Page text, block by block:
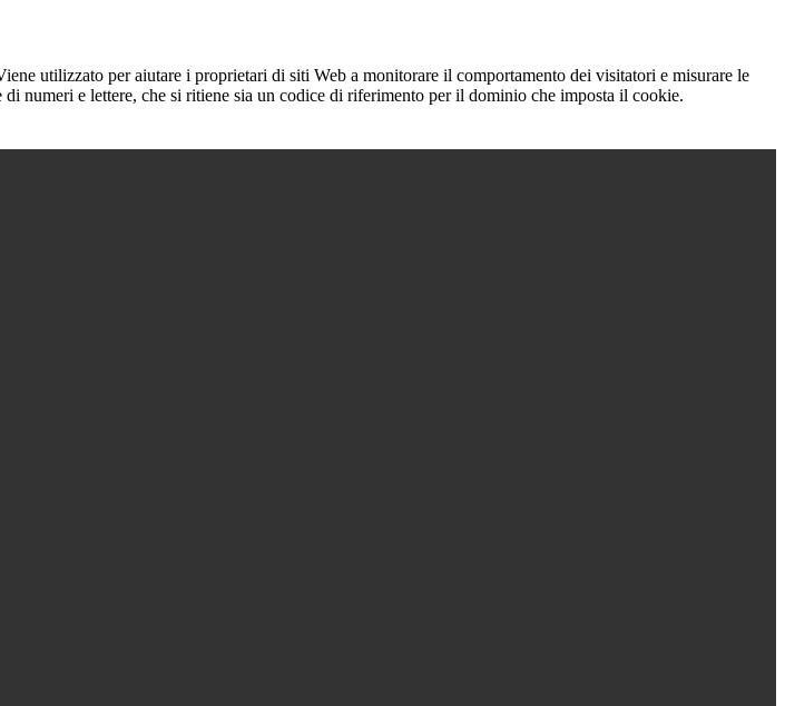
utilizzato per aiutare i proprietari di siti Web a monitorare il comportamento dei visitatori e misurare le
numeri e lettere, che si ritiene sia un codice di riferimento per il dominio che imposta il cookie.